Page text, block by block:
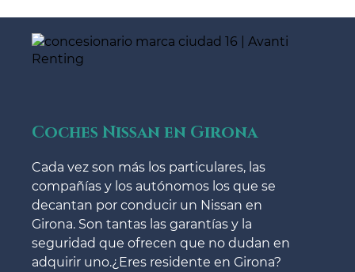
Coches Nissan en Girona
Cada vez son más los particulares, las
compañías y los autónomos los que se
decantan por conducir un Nissan en
Girona. Son tantas las garantías y la
seguridad que ofrecen que no dudan en
adquirir uno.¿Eres residente en Girona?